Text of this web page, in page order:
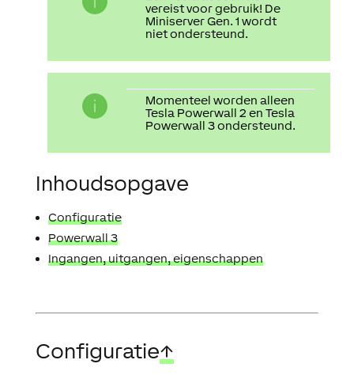
vereist voor gebruik! De
Miniserver Gen. 1 wordt
niet ondersteund.
Momenteel worden alleen
Tesla Powerwall 2 en Tesla
Powerwall 3 ondersteund.
Inhoudsopgave
Configuratie
Powerwall 3
Ingangen, uitgangen, eigenschappen
Configuratie↑